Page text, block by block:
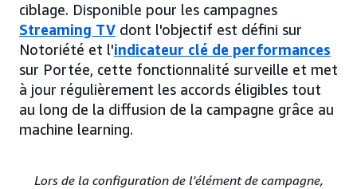
ciblage. Disponible pour les campagnes
Streaming TV dont l'objectif est défini sur
Notoriété et l'indicateur clé de performances
sur Portée, cette fonctionnalité surveille et met
à jour régulièrement les accords éligibles tout
au long de la diffusion de la campagne grâce au
machine learning.
Lors de la configuration de l'élément de campagne,